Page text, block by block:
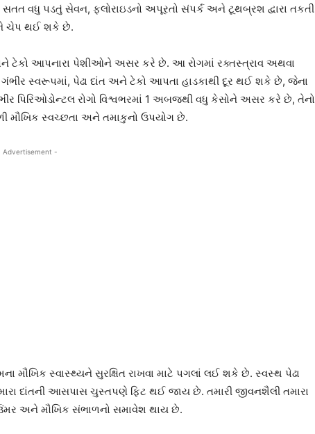
વધુ પડતું સેવન, ફ્લોરાઇડનો અપૂરતો સંપર્ક અને ટૂથબ્રશ દ્વારા તકતી
ચેપ થઈ શકે છે.
અને ટેકો આપનારા પેશીઓને અસર કરે છે. આ રોગમાં રક્તસ્ત્રાવ અથવા
ગંભીર સ્વરૂપમાં, પેઢા દાંત અને ટેકો આપતા હાડકાથી દૂર થઈ શકે છે, જેના
પિરિઓડોન્ટલ રોગો વિશ્વભરમાં 1 અબજથી વધુ કેસોને અસર કરે છે, તેનો
મૌખિક સ્વચ્છતા અને તમાકુનો ઉપયોગ છે.
Advertisement -
મૌખિક સ્વાસ્થ્યને સુરક્ષિત રાખવા માટે પગલાં લઈ શકે છે. સ્વસ્થ પેઢા
દાંતની આસપાસ ચુસ્તપણે ફિટ થઈ જાય છે. તમારી જીવનશૈલી તમારા
અને મૌખિક સંભાળનો સમાવેશ થાય છે.